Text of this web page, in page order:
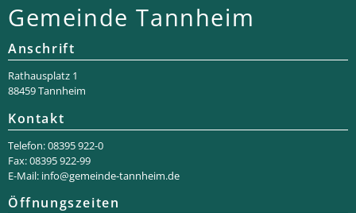
Gemeinde Tannheim
Anschrift
Rathaus­platz 1
88459 Tannheim
Kontakt
Telefon: 08395 922-0
Fax: 08395 922-99
E-Mail: info@gemeinde-tannheim.de
Öffnungszeiten